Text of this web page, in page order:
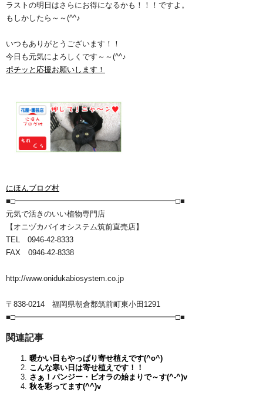
ラストの明日はさらにお得になるかも！！！ですよ。
もしかしたら～～(^^♪
いつもありがとうございます！！
今日も元気によろしくです～～(^^♪
ポチッと応援お願いします！
にほんブログ村
■□━━━━━━━━━━━━━━━━━━━━━□■
元気で活きのいい植物専門店
【オニヅカバイオシステム筑前直売店】
TEL 0946-42-8333
FAX 0946-42-8338
http://www.onidukabiosystem.co.jp
〒838-0214 福岡県朝倉郡筑前町東小田1291
■□━━━━━━━━━━━━━━━━━━━━━□■
関連記事
暖かい日もやっぱり寄せ植えです(^o^)
こんな寒い日は寄せ植えです！！
さぁ！パンジー・ビオラの始まりで～す(^-^)v
秋を彩ってます(^^)v